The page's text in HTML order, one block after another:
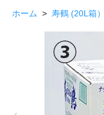
ホーム > 寿鶴 (20L箱）